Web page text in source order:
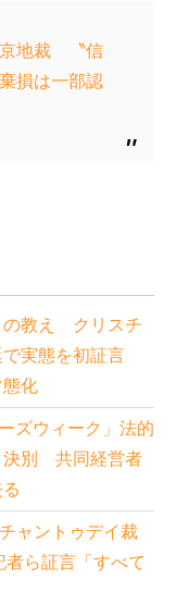
地裁 〝信
損は一部認
の教え クリスチ
実態を初証言
化
ズウィーク」法的
決別 共同経営者
ャントゥデイ裁
ら証言「すべて